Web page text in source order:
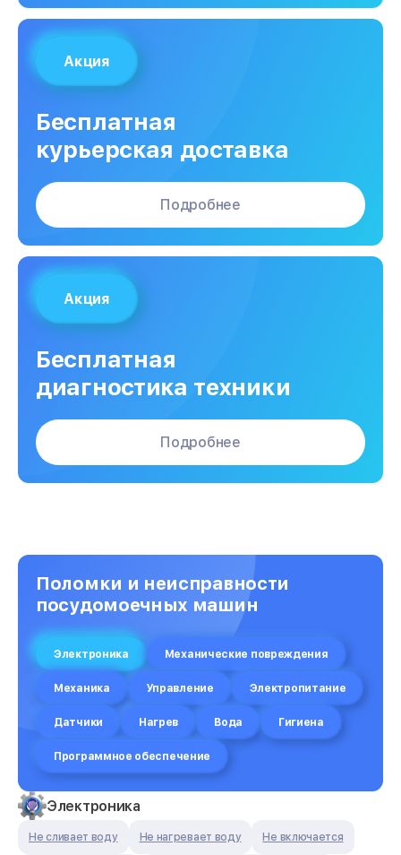
Акция
Бесплатная
курьерская доставка
Подробнее
Акция
Бесплатная
диагностика техники
Подробнее
Поломки и неисправности
посудомоечных машин
Электроника Механические повреждения
Механика Управление Электропитание
Датчики Нагрев Вода Гигиена
Программное обеспечение
Электроника
Не сливает воду Не нагревает воду Не включается